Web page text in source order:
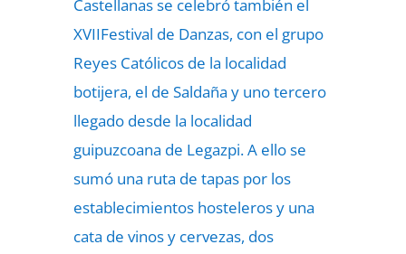
Castellanas se celebró también el
XVIIFestival de Danzas, con el grupo
Reyes Católicos de la localidad
botijera, el de Saldaña y uno tercero
llegado desde la localidad
guipuzcoana de Legazpi. A ello se
sumó una ruta de tapas por los
establecimientos hosteleros y una
cata de vinos y cervezas, dos